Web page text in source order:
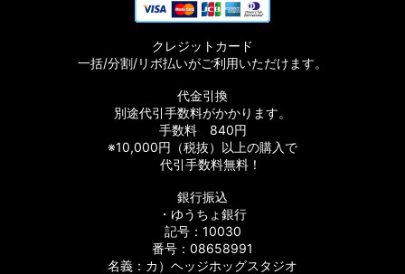
クレジットカード
一括/分割/リボ払いがご利用いただけます。
代金引換
別途代引手数料がかかります。
手数料 840円
※10,000円（税抜）以上の購入で
代引手数料無料！
銀行振込
・ゆうちょ銀行
記号：10030
番号：08658991
名義：カ）ヘッジホッグスタジオ